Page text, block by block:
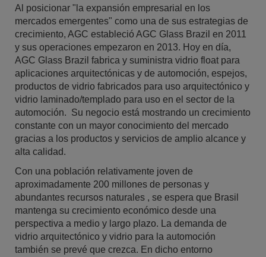
Al posicionar "la expansión empresarial en los
mercados emergentes" como una de sus estrategias de
crecimiento, AGC estableció AGC Glass Brazil en 2011
y sus operaciones empezaron en 2013. Hoy en día,
AGC Glass Brazil fabrica y suministra vidrio float para
aplicaciones arquitectónicas y de automoción, espejos,
productos de vidrio fabricados para uso arquitectónico y
vidrio laminado/templado para uso en el sector de la
automoción. Su negocio está mostrando un crecimiento
constante con un mayor conocimiento del mercado
gracias a los productos y servicios de amplio alcance y
alta calidad.
Con una población relativamente joven de
aproximadamente 200 millones de personas y
abundantes recursos naturales , se espera que Brasil
mantenga su crecimiento económico desde una
perspectiva a medio y largo plazo. La demanda de
vidrio arquitectónico y vidrio para la automoción
también se prevé que crezca. En dicho entorno